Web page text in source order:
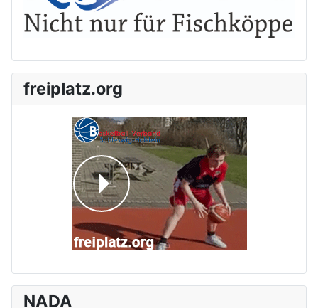
freiplatz.org
NADA